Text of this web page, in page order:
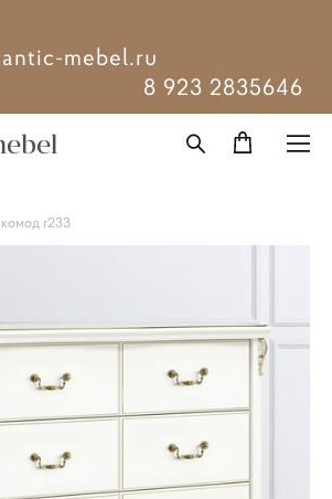
mebel.ru
8 923 2835646
комод r233